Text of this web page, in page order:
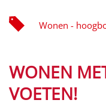
Wonen -
WONEN
VOETEN!